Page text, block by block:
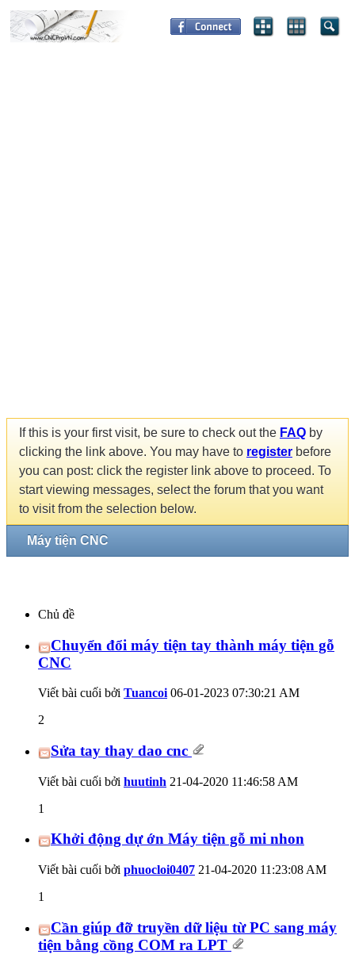
If this is your first visit, be sure to check out the FAQ by
clicking the link above. You may have to register before
you can post: click the register link above to proceed. To
start viewing messages, select the forum that you want
to visit from the selection below.
Máy tiện CNC
Chủ đề
Chuyển đổi máy tiện tay thành máy tiện gỗ
CNC
Viết bài cuối bởi Tuancoi 06-01-2023 07:30:21 AM
2
Sửa tay thay dao cnc
Viết bài cuối bởi huutinh 21-04-2020 11:46:58 AM
1
Khởi động dự ớn Máy tiện gỗ mi nhon
Viết bài cuối bởi phuocloi0407 21-04-2020 11:23:08 AM
1
Cần giúp đỡ truyền dữ liệu từ PC sang máy
tiện bằng cồng COM ra LPT